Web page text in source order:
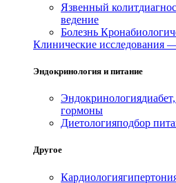
Язвенный колит
ведение
Болезнь Крона
Клинические исследования
Эндокринология и питание
Эндокринология
гормоны
Диетологияподбор
Другое
Кардиология